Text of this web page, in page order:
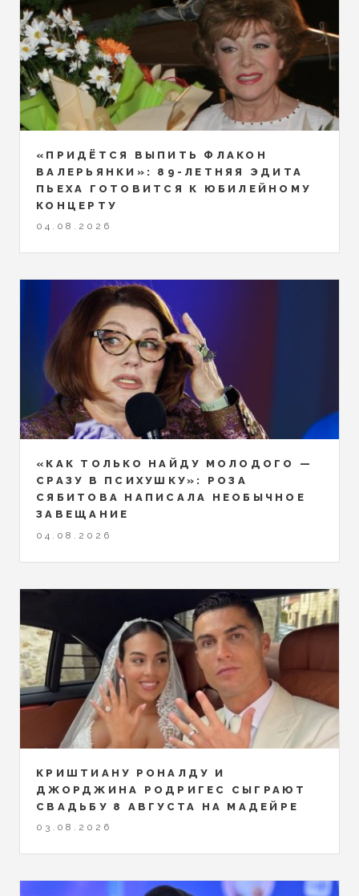
«ПРИДЁТСЯ ВЫПИТЬ ФЛАКОН
ВАЛЕРЬЯНКИ»: 89-ЛЕТНЯЯ ЭДИТА
ПЬЕХА ГОТОВИТСЯ К ЮБИЛЕЙНОМУ
КОНЦЕРТУ
04.08.2026
«КАК ТОЛЬКО НАЙДУ МОЛОДОГО —
СРАЗУ В ПСИХУШКУ»: РОЗА
СЯБИТОВА НАПИСАЛА НЕОБЫЧНОЕ
ЗАВЕЩАНИЕ
04.08.2026
КРИШТИАНУ РОНАЛДУ И
ДЖОРДЖИНА РОДРИГЕС СЫГРАЮТ
СВАДЬБУ 8 АВГУСТА НА МАДЕЙРЕ
03.08.2026